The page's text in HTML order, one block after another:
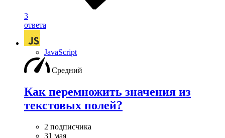
3
ответа
JavaScript
Средний
Как перемножить значения из
текстовых полей?
2 подписчика
31 мая